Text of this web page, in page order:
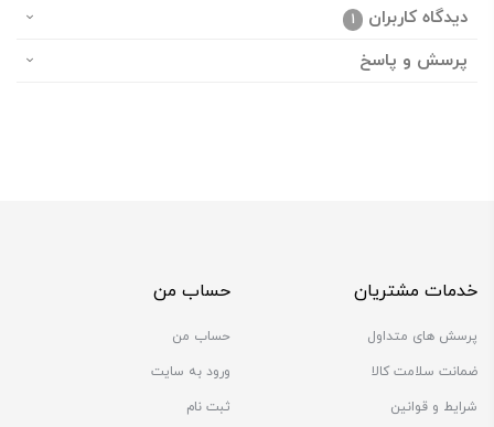
دیدگاه کاربران 1
پرسش و پاسخ
خدمات مشتریان
پرسش های متداول
ضمانت سلامت کالا
شرایط و قوانین
حساب من
حساب من
ورود به سایت
ثبت نام